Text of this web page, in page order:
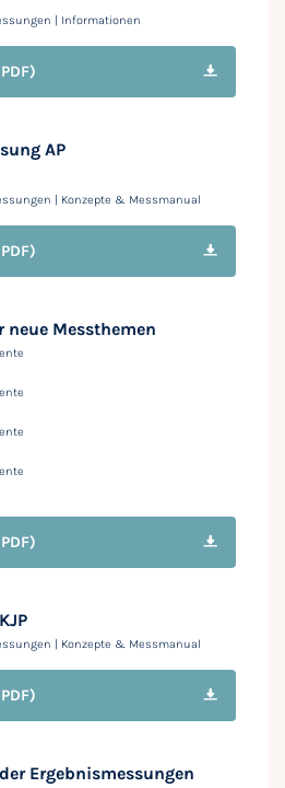
| Informationen
AP
| Konzepte & Messmanual
Messthemen
| Konzepte & Messmanual
Ergebnismessungen